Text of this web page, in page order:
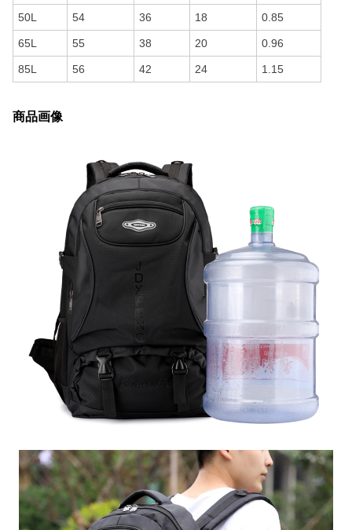
50L 54 36 18 0.85
65L 55 38 20 0.96
85L 56 42 24 1.15
商品画像